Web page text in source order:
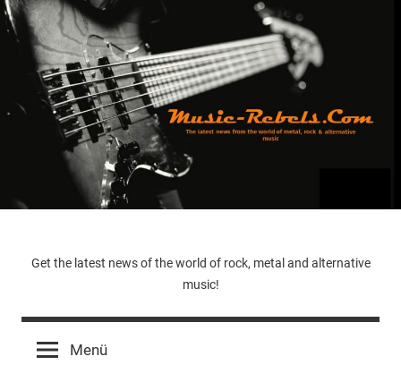
Zum
Inhalt
springen
Music-
Rebels.Com
Get the latest news of the world of rock, metal and alternative
music!
Menü